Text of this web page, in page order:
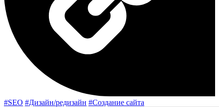
#SEO #Дизайн/редизайн #Создание сайта